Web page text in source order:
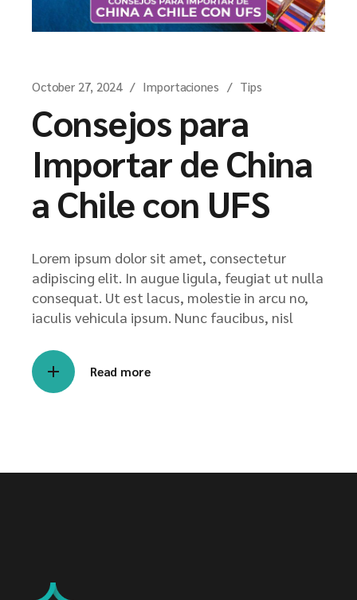
October 27, 2024 Importaciones Tips
Consejos para
Importar de China
a Chile con UFS
Lorem ipsum dolor sit amet, consectetur
adipiscing elit. In augue ligula, feugiat ut nulla
consequat. Ut est lacus, molestie in arcu no,
iaculis vehicula ipsum. Nunc faucibus, nisl
Read more